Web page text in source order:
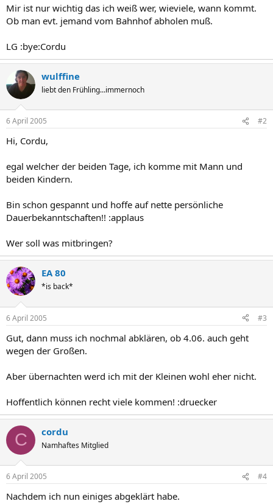
Mir ist nur wichtig das ich weiß wer, wieviele, wann kommt.
Ob man evt. jemand vom Bahnhof abholen muß.
LG :bye:Cordu
wulffine
liebt den Frühling...immernoch
6 April 2005 #2
Hi, Cordu,
egal welcher der beiden Tage, ich komme mit Mann und
beiden Kindern.
Bin schon gespannt und hoffe auf nette persönliche
Dauerbekanntschaften!! :applaus
Wer soll was mitbringen?
EA 80
*is back*
6 April 2005 #3
Gut, dann muss ich nochmal abklären, ob 4.06. auch geht
wegen der Großen.
Aber übernachten werd ich mit der Kleinen wohl eher nicht.
Hoffentlich können recht viele kommen! :druecker
C cordu
Namhaftes Mitglied
6 April 2005 #4
Nachdem ich nun einiges abgeklärt habe.